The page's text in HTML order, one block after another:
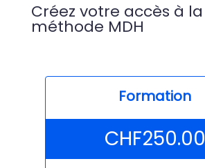
Créez votre accès à la
méthode MDH
Formation
CHF250.00